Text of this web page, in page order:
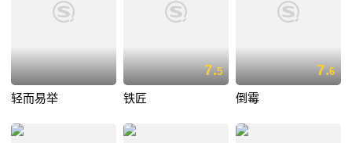
轻而易举
7.5
铁匠
7.6
倒霉